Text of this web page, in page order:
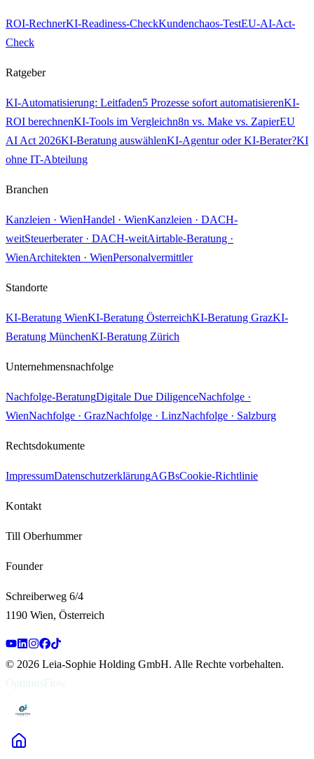
ROI-RechnerKI-Readiness-CheckKundenchaos-TestEU-AI-Act-
Check
Ratgeber
KI-Automatisierung: Leitfaden5 Prozesse sofort automatisierenKI-
ROI berechnenKI-Tools im Vergleichn8n vs. Make vs. ZapierEU
AI Act 2026KI-Beratung auswählenKI-Agentur oder KI-Berater?KI
ohne IT-Abteilung
Branchen
Kanzleien · WienHandel · WienKanzleien · DACH-
weitSteuerberater · DACH-weitAirtable-Beratung ·
WienArchitekten · WienPersonalvermittler
Standorte
KI-Beratung WienKI-Beratung ÖsterreichKI-Beratung GrazKI-
Beratung MünchenKI-Beratung Zürich
Unternehmensnachfolge
Nachfolge-BeratungDigitale Due DiligenceNachfolge ·
WienNachfolge · GrazNachfolge · LinzNachfolge · Salzburg
Rechtsdokumente
ImpressumDatenschutzerklärungAGBsCookie-Richtlinie
Kontakt
Till Oberhummer
Founder
Schreiberweg 6/4
1190 Wien, Österreich
© 2026 Leia-Sophie Holding GmbH. Alle Rechte vorbehalten.